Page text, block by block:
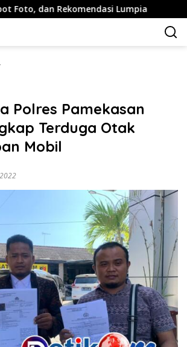
Lumpia Panduan
Polres Pamekasan
Terduga Otak
Mobil